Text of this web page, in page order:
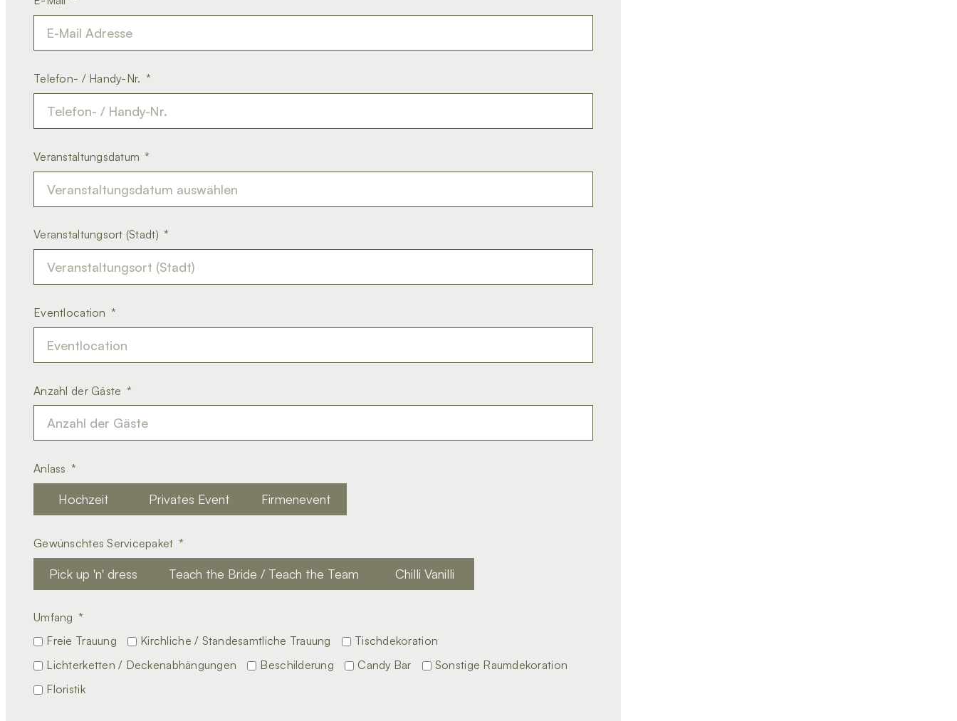
Telefon- / Handy-Nr.
Veranstaltungsdatum
Veranstaltungsort (Stadt)
Eventlocation
Anzahl der Gäste
Anlass
Hochzeit Privates Event Firmenevent
Gewünschtes Servicepaket
Pick up 'n' dress Teach the Bride / Teach the Team Chilli Vanilli
Umfang
Freie Trauung
Kirchliche / Standesamtliche Trauung
Tischdekoration
Lichterketten / Deckenabhängungen
Beschilderung Candy Bar
Sonstige Raumdekoration
Floristik